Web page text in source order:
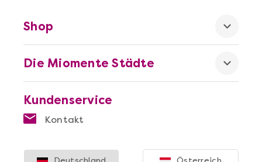
Kundenservice
Kontakt
Die Miomente Städte
Shop